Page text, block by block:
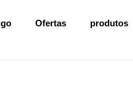
Ofertas produtos